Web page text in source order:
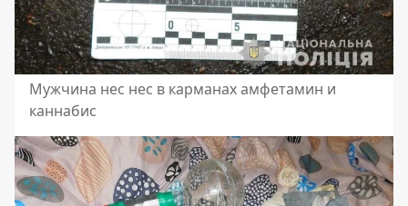
Мужчина нес нес в карманах амфетамин и
каннабис